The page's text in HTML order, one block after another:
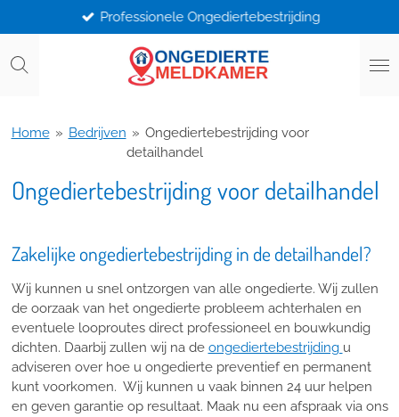
direct
naar
Professionele Ongediertebestrijding
Home » Bedrijven » Ongediertebestrijding voor
detailhandel
Ongediertebestrijding voor detailhandel
Zakelijke ongediertebestrijding in de detailhandel?
Wij kunnen u snel ontzorgen van alle ongedierte. Wij zullen
de oorzaak van het ongedierte probleem achterhalen en
eventuele looproutes direct professioneel en bouwkundig
dichten. Daarbij zullen wij na de ongediertebestrijding u
adviseren over hoe u ongedierte preventief en permanent
kunt voorkomen. Wij kunnen u vaak binnen 24 uur helpen
en geven garantie op resultaat. Maak nu een afspraak via ons